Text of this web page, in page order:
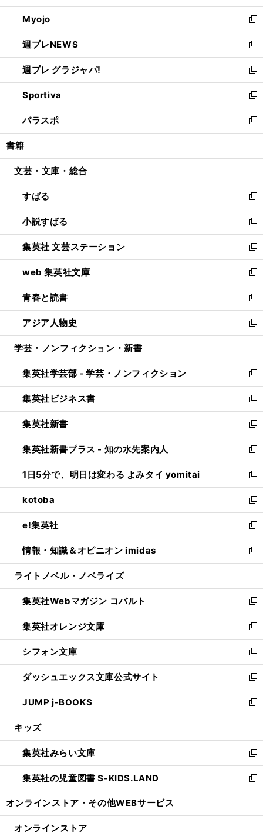
開
く
ウ
で
開
く
ン
ド
ウ
で
開
く
ウ
ィ
ン
ド
ウ
で
開
く
Myojo
新
し
い
ウ
ィ
ン
ド
ウ
で
開
週プレNEWS
新
し
い
ウ
ィ
ン
ド
ウ
開
週プレ グラジャパ!
新
し
い
ウ
ィ
ン
ウ
開
く
Sportiva
新
し
い
ウ
ン
ウ
で
開
く
パラスポ
新
し
ウ
ン
ド
ウ
で
開
く
書籍
文芸・文庫・総合
すばる
新
し
い
ウ
ィ
ン
ド
ウ
で
開
く
小説すばる
新
し
い
ウ
ィ
ン
ド
ウ
で
開
集英社 文芸ステーション
新
し
い
ウ
ィ
ン
ド
ウ
開
く
web 集英社文庫
新
し
い
ウ
ィ
ン
ウ
で
開
く
青春と読書
新
し
い
ウ
ン
ド
ウ
で
開
く
アジア人物史
新
し
ウ
ィ
ン
ド
ウ
で
開
く
学芸・ノンフィクション・新書
集英社学芸部 - 学芸・ノンフィクション
新
し
い
ウ
ィ
ン
ド
ウ
で
開
く
集英社ビジネス書
新
し
い
ウ
ィ
ン
ド
ウ
で
開
く
集英社新書
新
し
い
ウ
ィ
ン
ド
ウ
で
開
く
集英社新書プラス - 知の水先案内人
新
し
い
ウ
ィ
ン
ド
ウ
で
開
1日5分で、明日は変わる よみタイ yomitai
新
し
い
ウ
ィ
ン
ド
ウ
開
く
kotoba
新
し
い
ウ
ィ
ン
ウ
で
開
く
e!集英社
新
し
い
ウ
ン
ド
ウ
で
開
く
情報・知識＆オピニオン imidas
新
し
ウ
ィ
ン
ド
ウ
で
開
く
ライトノベル・ノベライズ
集英社Webマガジン コバルト
新
し
い
ウ
ィ
ン
ド
ウ
で
開
集英社オレンジ文庫
新
し
い
ウ
ィ
ン
ド
ウ
開
く
シフォン文庫
新
し
い
ウ
ィ
ン
ウ
で
開
く
ダッシュエックス文庫公式サイト
新
し
い
ウ
ン
ド
ウ
で
JUMP j-BOOKS
新
し
ウ
ィ
ン
ド
開
キッズ
集英社みらい文庫
新
し
い
ン
集英社の児童図書 S-KIDS.LAND
新
ウ
オンラインストア・ その他WEBサービス
オンラインストア